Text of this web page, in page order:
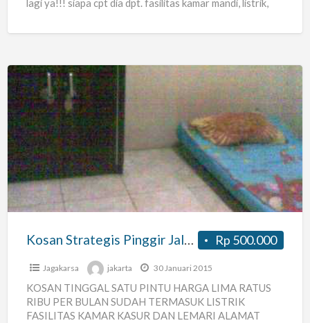
lagi ya!!! siapa cpt dia dpt. fasilitas kamar mandi, listrik,
Kosan
Strategis
Pinggir
Jalan
Raya
Lenteng
Agung
Rp 500.000
Kosan Strategis Pinggir Jalan Raya Lenteng Agung
Jagakarsa jakarta 30 Januari 2015
KOSAN TINGGAL SATU PINTU HARGA LIMA RATUS
RIBU PER BULAN SUDAH TERMASUK LISTRIK
FASILITAS KAMAR KASUR DAN LEMARI ALAMAT